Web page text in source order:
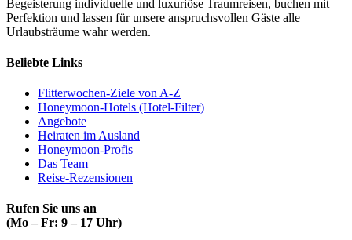
Begeisterung individuelle und luxuriöse Traumreisen, buchen mit
Perfektion und lassen für unsere anspruchsvollen Gäste alle
Urlaubsträume wahr werden.
Beliebte Links
Flitterwochen-Ziele von A-Z
Honeymoon-Hotels (Hotel-Filter)
Angebote
Heiraten im Ausland
Honeymoon-Profis
Das Team
Reise-Rezensionen
Rufen Sie uns an
(Mo – Fr: 9 – 17 Uhr)